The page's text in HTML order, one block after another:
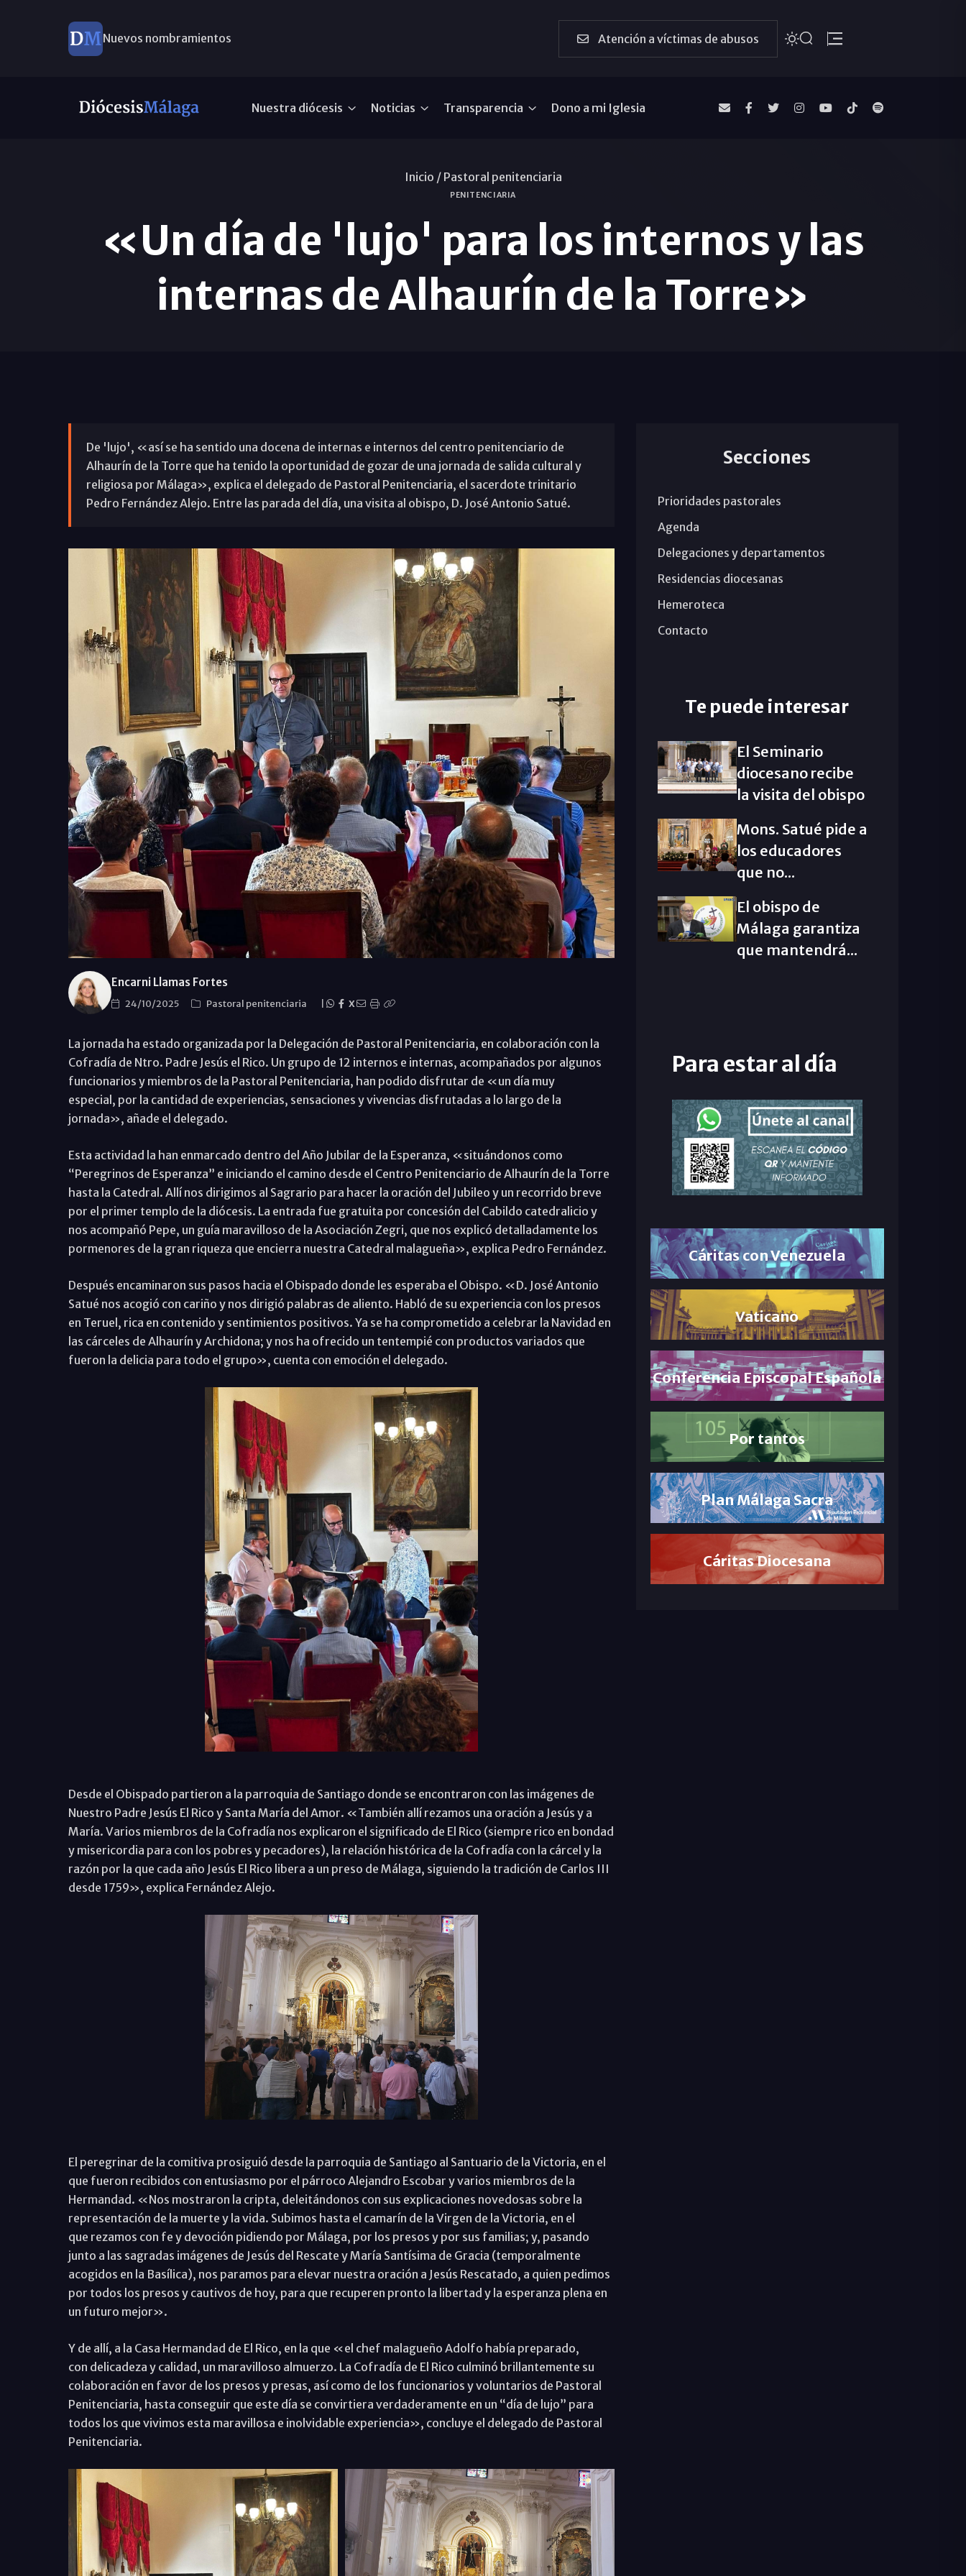
Nuevos nombramientos Atención a víctimas de abusos
Nuestra diócesis Noticias Transparencia Dono a mi Iglesia
Inicio / Pastoral penitenciaria
PENITENCIARIA
«Un día de 'lujo' para los internos y las
internas de Alhaurín de la Torre»
De 'lujo', «así se ha sentido una docena de internas e internos del centro penitenciario de
Alhaurín de la Torre que ha tenido la oportunidad de gozar de una jornada de salida cultural y
religiosa por Málaga», explica el delegado de Pastoral Penitenciaria, el sacerdote trinitario
Pedro Fernández Alejo. Entre las parada del día, una visita al obispo, D. José Antonio Satué.
Encarni Llamas Fortes
24/10/2025 Pastoral penitenciaria X
La jornada ha estado organizada por la Delegación de Pastoral Penitenciaria, en colaboración con la
Cofradía de Ntro. Padre Jesús el Rico. Un grupo de 12 internos e internas, acompañados por algunos
funcionarios y miembros de la Pastoral Penitenciaria, han podido disfrutar de «un día muy
especial, por la cantidad de experiencias, sensaciones y vivencias disfrutadas a lo largo de la
jornada», añade el delegado.
Esta actividad la han enmarcado dentro del Año Jubilar de la Esperanza, «situándonos como
“Peregrinos de Esperanza” e iniciando el camino desde el Centro Penitenciario de Alhaurín de la Torre
hasta la Catedral. Allí nos dirigimos al Sagrario para hacer la oración del Jubileo y un recorrido breve
por el primer templo de la diócesis. La entrada fue gratuita por concesión del Cabildo catedralicio y
nos acompañó Pepe, un guía maravilloso de la Asociación Zegri, que nos explicó detalladamente los
pormenores de la gran riqueza que encierra nuestra Catedral malagueña», explica Pedro Fernández.
Después encaminaron sus pasos hacia el Obispado donde les esperaba el Obispo. «D. José Antonio
Satué nos acogió con cariño y nos dirigió palabras de aliento. Habló de su experiencia con los presos
en Teruel, rica en contenido y sentimientos positivos. Ya se ha comprometido a celebrar la Navidad en
las cárceles de Alhaurín y Archidona; y nos ha ofrecido un tentempié con productos variados que
fueron la delicia para todo el grupo», cuenta con emoción el delegado.
Desde el Obispado partieron a la parroquia de Santiago donde se encontraron con las imágenes de
Nuestro Padre Jesús El Rico y Santa María del Amor. «También allí rezamos una oración a Jesús y a
María. Varios miembros de la Cofradía nos explicaron el significado de El Rico (siempre rico en bondad
y misericordia para con los pobres y pecadores), la relación histórica de la Cofradía con la cárcel y la
razón por la que cada año Jesús El Rico libera a un preso de Málaga, siguiendo la tradición de Carlos III
desde 1759», explica Fernández Alejo.
El peregrinar de la comitiva prosiguió desde la parroquia de Santiago al Santuario de la Victoria, en el
que fueron recibidos con entusiasmo por el párroco Alejandro Escobar y varios miembros de la
Hermandad. «Nos mostraron la cripta, deleitándonos con sus explicaciones novedosas sobre la
representación de la muerte y la vida. Subimos hasta el camarín de la Virgen de la Victoria, en el
que rezamos con fe y devoción pidiendo por Málaga, por los presos y por sus familias; y, pasando
junto a las sagradas imágenes de Jesús del Rescate y María Santísima de Gracia (temporalmente
acogidos en la Basílica), nos paramos para elevar nuestra oración a Jesús Rescatado, a quien pedimos
por todos los presos y cautivos de hoy, para que recuperen pronto la libertad y la esperanza plena en
un futuro mejor».
Y de allí, a la Casa Hermandad de El Rico, en la que «el chef malagueño Adolfo había preparado,
con delicadeza y calidad, un maravilloso almuerzo. La Cofradía de El Rico culminó brillantemente su
colaboración en favor de los presos y presas, así como de los funcionarios y voluntarios de Pastoral
Penitenciaria, hasta conseguir que este día se convirtiera verdaderamente en un “día de lujo” para
todos los que vivimos esta maravillosa e inolvidable experiencia», concluye el delegado de Pastoral
Penitenciaria.
Secciones
Prioridades pastorales
Agenda
Delegaciones y departamentos
Residencias diocesanas
Hemeroteca
Contacto
Te puede interesar
El Seminario
diocesano recibe
la visita del obispo
Mons. Satué pide a
los educadores
que no...
El obispo de
Málaga garantiza
que mantendrá...
Para estar al día
Cáritas con Venezuela
Vaticano
Conferencia Episcopal Española
Por tantos
Plan Málaga Sacra
Cáritas Diocesana